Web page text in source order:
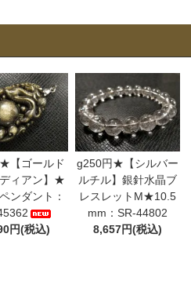
【ゴールド
ィアン】★
ンダント：
円(税込)
g250円★【シルバー
ルチル】銀針水晶ブ
レスレットM★10.5
mm：SR-44802
8,657円(税込)